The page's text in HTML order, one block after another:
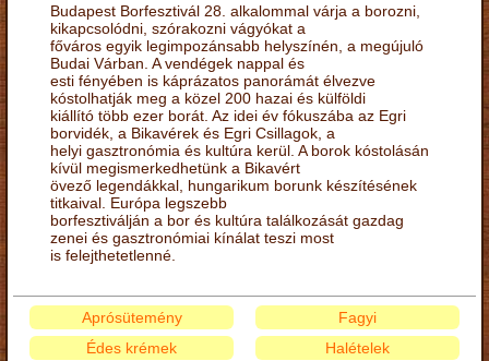
Budapest Borfesztivál 28. alkalommal várja a borozni,
kikapcsolódni, szórakozni vágyókat a
főváros egyik legimpozánsabb helyszínén, a megújuló
Budai Várban. A vendégek nappal és
esti fényében is káprázatos panorámát élvezve
kóstolhatják meg a közel 200 hazai és külföldi
kiállító több ezer borát. Az idei év fókuszába az Egri
borvidék, a Bikavérek és Egri Csillagok, a
helyi gasztronómia és kultúra kerül. A borok kóstolásán
kívül megismerkedhetünk a Bikavért
övező legendákkal, hungarikum borunk készítésének
titkaival. Európa legszebb
borfesztiválján a bor és kultúra találkozását gazdag
zenei és gasztronómiai kínálat teszi most
is felejthetetlenné.
Aprósütemény
Édes krémek
Fagyi
Halételek